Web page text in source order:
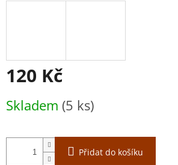
120 Kč
cena:
Skladem (5 ks)
Přidat do košíku